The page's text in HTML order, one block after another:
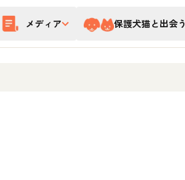
メディア 保護犬猫と出会う